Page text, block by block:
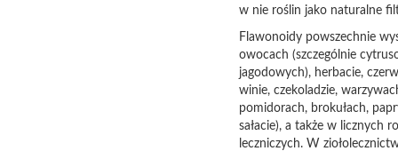
w nie roślin jako naturalne
Flawonoidy powszechnie
owocach (szczególnie
jagodowych), herbacie,
winie, czekoladzie,
pomidorach, brokułach,
sałacie), a także w licznych
leczniczych. W